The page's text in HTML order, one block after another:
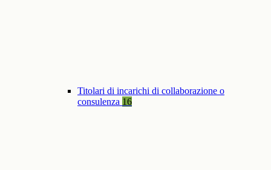
Titolari di incarichi di collaborazione o
consulenza 16